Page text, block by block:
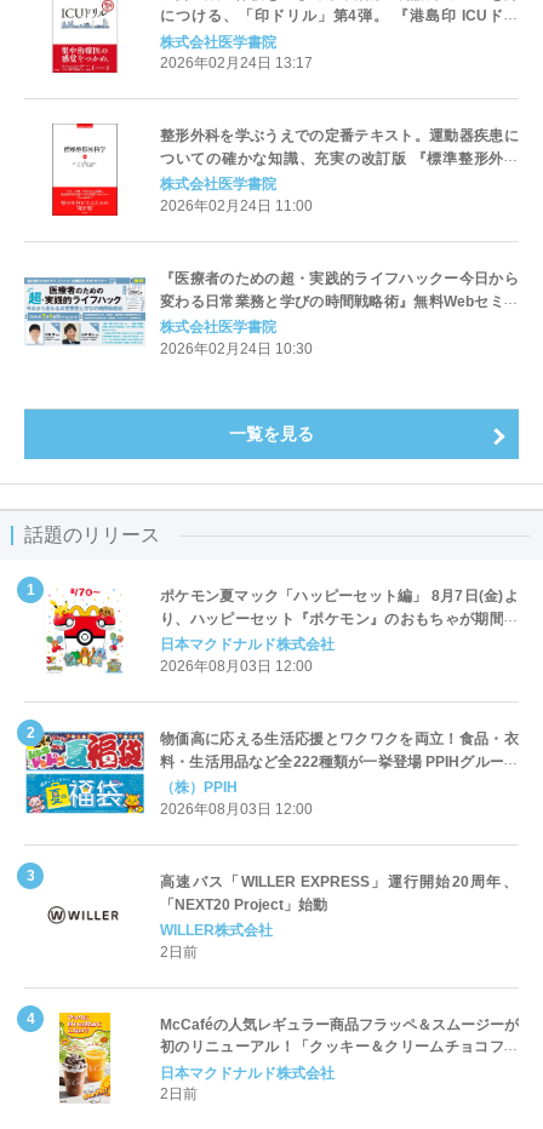
につける、「印ドリル」第4弾。 『港島印 ICUドリ
ル』発売
株式会社医学書院
2026年02月24日 13:17
整形外科を学ぶうえでの定番テキスト。運動器疾患に
ついての確かな知識、充実の改訂版 『標準整形外科
学 第16版』2/2発売
株式会社医学書院
2026年02月24日 11:00
『医療者のための超・実践的ライフハックー今日から
変わる日常業務と学びの時間戦略術』無料Webセミナ
ー3月6日（金）開催 — 医学書院
株式会社医学書院
2026年02月24日 10:30
一覧を見る
話題のリリース
ポケモン夏マック「ハッピーセット編」 8月7日(金)よ
り、ハッピーセット『ポケモン』のおもちゃが期間限
定登場
日本マクドナルド株式会社
2026年08月03日 12:00
物価高に応える生活応援とワクワクを両立！食品・衣
料・生活用品など全222種類が一挙登場 PPIHグループ
「夏福袋」＆セール 8月6日(木)より順次スタート
（株）PPIH
2026年08月03日 12:00
高速バス「WILLER EXPRESS」運行開始20周年、
「NEXT20 Project」始動
WILLER株式会社
2日前
McCaféの人気レギュラー商品フラッペ＆スムージーが
初のリニューアル！「クッキー＆クリームチョコフラ
ッペ」「マンゴースムージー」8月5日（水）から販売
開始
日本マクドナルド株式会社
2日前